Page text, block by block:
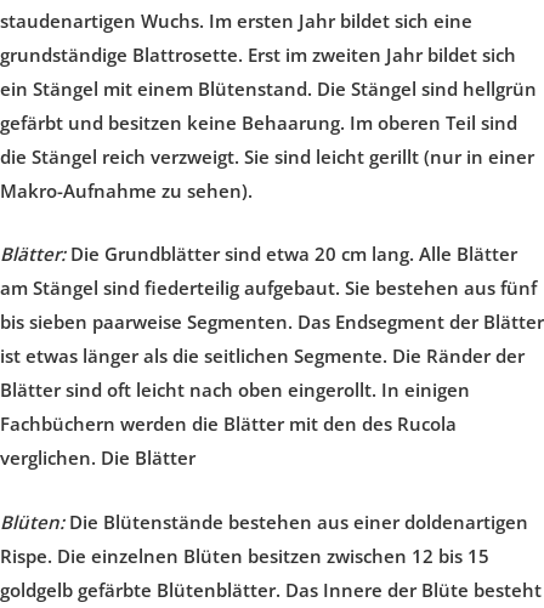
staudenartigen Wuchs. Im ersten Jahr bildet sich eine
grundständige Blattrosette. Erst im zweiten Jahr bildet sich
ein Stängel mit einem Blütenstand. Die Stängel sind hellgrün
gefärbt und besitzen keine Behaarung. Im oberen Teil sind
die Stängel reich verzweigt. Sie sind leicht gerillt (nur in einer
Makro-Aufnahme zu sehen).
Blätter:Die Grundblätter sind etwa 20 cm lang. Alle Blätter
am Stängel sind fiederteilig aufgebaut. Sie bestehen aus fünf
bis sieben paarweise Segmenten. Das Endsegment der Blätter
ist etwas länger als die seitlichen Segmente. Die Ränder der
Blätter sind oft leicht nach oben eingerollt. In einigen
Fachbüchern werden die Blätter mit den des Rucola
verglichen. Die Blätter
Blüten:Die Blütenstände bestehen aus einer doldenartigen
Rispe. Die einzelnen Blüten besitzen zwischen 12 bis 15
goldgelb gefärbte Blütenblätter. Das Innere der Blüte besteht